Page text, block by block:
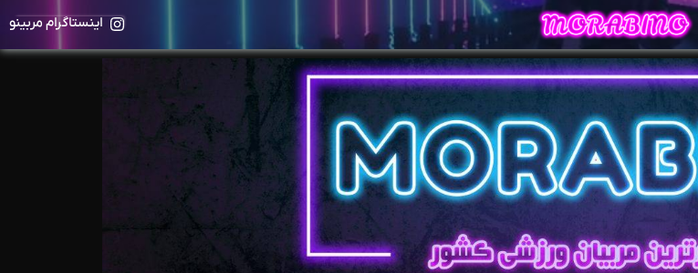
اینستاگرام مربینو